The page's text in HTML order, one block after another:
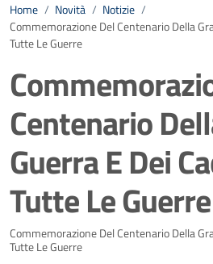
Home / Novità / Notizie /
Commemorazione Del Centenario Della
Tutte Le Guerre
Centenario
Guerra E Dei
Tutte Le Guerre
Dettagli della
Commemorazione Del Centenario Della
Tutte Le Guerre